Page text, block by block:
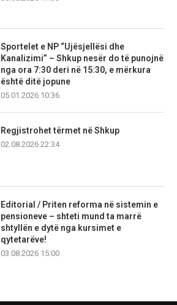
Sportelet e NP “Ujësjellësi dhe
Kanalizimi” – Shkup nesër do të punojnë
nga ora 7:30 deri në 15:30, e mërkura
është ditë jopune
05.01.2026 10:36
Regjistrohet tërmet në Shkup
02.08.2026 22:34
Editorial / Priten reforma në sistemin e
pensioneve – shteti mund ta marrë
shtyllën e dytë nga kursimet e
qytetarëve!
03.08.2026 15:00